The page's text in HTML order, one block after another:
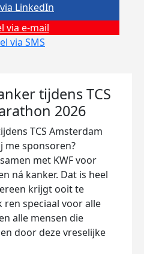
via e-mail
via SMS
LinkedIn
tijdens TCS
2026
TCS Amsterdam
me sponsoren?
met KWF voor
ná kanker. Dat is heel
krijgt ooit te
ren speciaal voor alle
alle mensen die
door deze vreselijke